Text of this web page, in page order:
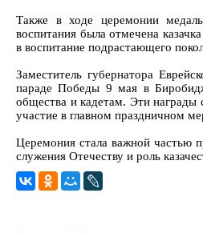
Также в ходе церемонии
воспитания была отмечена
в воспитание подрастающего
Заместитель губернатора
параде Победы 9 мая в
общества и кадетам. Эти награды
участие в главном праздничном
Церемония стала важной частью
служения Отечеству и роль